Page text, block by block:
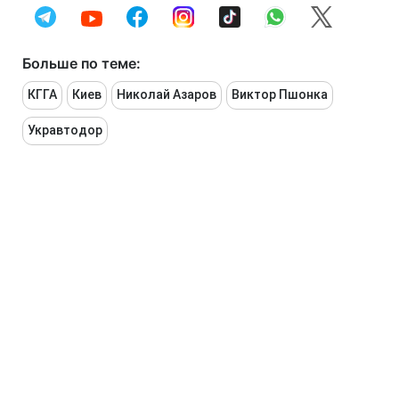
Больше по теме:
КГГА Киев Николай Азаров Виктор Пшонка
Укравтодор